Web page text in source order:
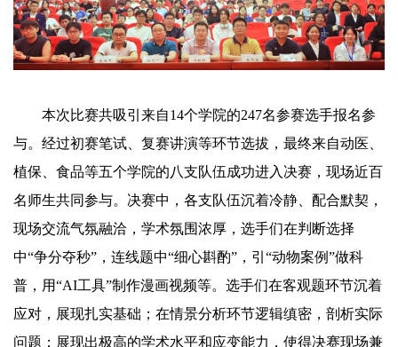
本次比赛共吸引来自14个学院的247名参赛选手报名参
与。经过初赛笔试、复赛讲演等环节选拔，最终来自动医、
植保、食品等五个学院的八支队伍成功进入决赛，现场近百
名师生共同参与。决赛中，各支队伍沉着冷静、配合默契，
现场交流气氛融洽，学术氛围浓厚，选手们在判断选择
中“争分夺秒”，连线题中“细心斟酌”，引“动物案例”做科
普，用“AI工具”制作漫画视频等。选手们在客观题环节沉着
应对，展现扎实基础；在情景分析环节逻辑缜密，剖析实际
问题；展现出极高的学术水平和应变能力，使得决赛现场兼